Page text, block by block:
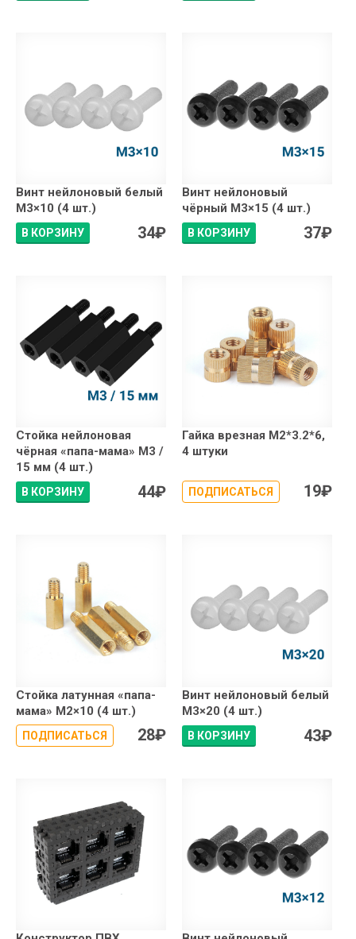
Винт нейлоновый белый
М3×10 (4 шт.)
В КОРЗИНУ 34₽
Винт нейлоновый
чёрный М3×15 (4 шт.)
В КОРЗИНУ 37₽
Стойка нейлоновая
чёрная «папа-мама» М3 /
15 мм (4 шт.)
В КОРЗИНУ 44₽
Гайка врезная М2*3.2*6,
4 штуки
ПОДПИСАТЬСЯ 19₽
Стойка латунная «папа-
мама» М2×10 (4 шт.)
ПОДПИСАТЬСЯ 28₽
Винт нейлоновый белый
М3×20 (4 шт.)
В КОРЗИНУ 43₽